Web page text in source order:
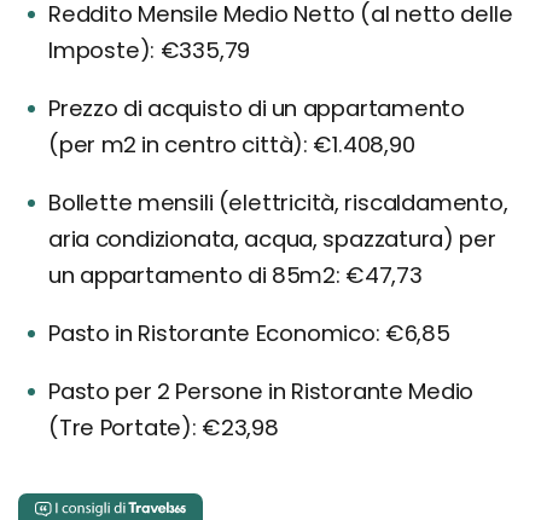
Reddito Mensile Medio Netto (al netto delle
Imposte): €335,79
Prezzo di acquisto di un appartamento
(per m2 in centro città): €1.408,90
Bollette mensili (elettricità, riscaldamento,
aria condizionata, acqua, spazzatura) per
un appartamento di 85m2: €47,73
Pasto in Ristorante Economico: €6,85
Pasto per 2 Persone in Ristorante Medio
(Tre Portate): €23,98